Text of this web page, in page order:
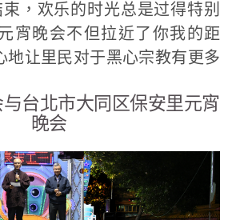
，欢乐的时光总是过得特别
宵晚会不但拉近了你我的距
地让里民对于黑心宗教有更多
台北市大同区保安里元宵
晚会